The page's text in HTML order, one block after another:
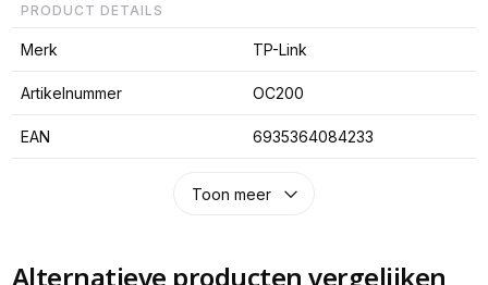
PRODUCT DETAILS
Merk TP-Link
Artikelnummer OC200
EAN 6935364084233
Toon meer
Alternatieve producten vergelijken